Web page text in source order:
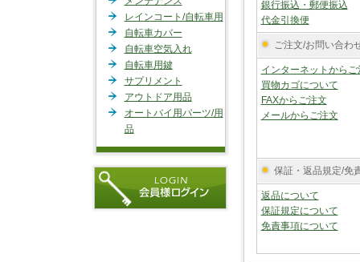
レインコート/自転車用
自転車カバー
自転車空気入れ
自転車用鍵
サプリメント
アウトドア用品
オートバイ用パーツ/用
品
銀行振込・郵便振込
代金引換便
ご注文/お問い合わ
インターネットからご
買物カゴについて
FAXからご注文
メールからご注文
保証・返品規定/免
返品について
保証規定について
免責事項について